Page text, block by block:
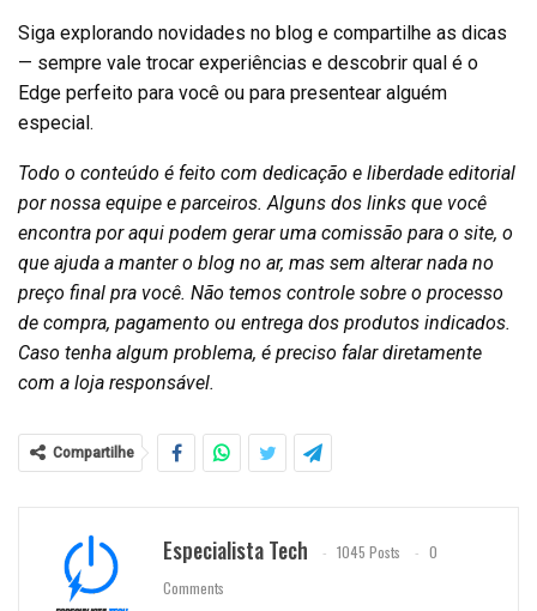
Siga explorando novidades no blog e compartilhe as dicas
— sempre vale trocar experiências e descobrir qual é o
Edge perfeito para você ou para presentear alguém
especial.
Todo o conteúdo é feito com dedicação e liberdade editorial
por nossa equipe e parceiros. Alguns dos links que você
encontra por aqui podem gerar uma comissão para o site, o
que ajuda a manter o blog no ar, mas sem alterar nada no
preço final pra você. Não temos controle sobre o processo
de compra, pagamento ou entrega dos produtos indicados.
Caso tenha algum problema, é preciso falar diretamente
com a loja responsável.
Compartilhe
Especialista Tech 1045 Posts
0
Comments